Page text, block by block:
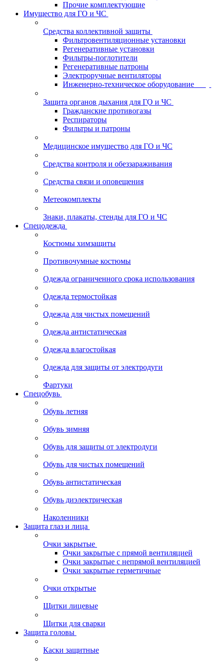
Прочие комплектующие
Имущество для ГО и ЧС
Средства коллективной защиты
Фильтровентиляционные установки
Регенеративные установки
Фильтры-поглотители
Регенеративные патроны
Электроручные вентиляторы
Инженерно-техническое оборудование
Защита органов дыхания для ГО и ЧС
Гражданские противогазы
Респираторы
Фильтры и патроны
Медицинское имущество для ГО и ЧС
Средства контроля и обеззараживания
Средства связи и оповещения
Метеокомплекты
Знаки, плакаты, стенды для ГО и ЧС
Спецодежда
Костюмы химзащиты
Противочумные костюмы
Одежда ограниченного срока использования
Одежда термостойкая
Одежда для чистых помещений
Одежда антистатическая
Одежда влагостойкая
Одежда для защиты от электродуги
Фартуки
Спецобувь
Обувь летняя
Обувь зимняя
Обувь для защиты от электродуги
Обувь для чистых помещений
Обувь антистатическая
Обувь диэлектрическая
Наколенники
Защита глаз и лица
Очки закрытые
Очки закрытые с прямой вентиляцией
Очки закрытые с непрямой вентиляцией
Очки закрытые герметичные
Очки открытые
Щитки лицевые
Щитки для сварки
Защита головы
Каски защитные